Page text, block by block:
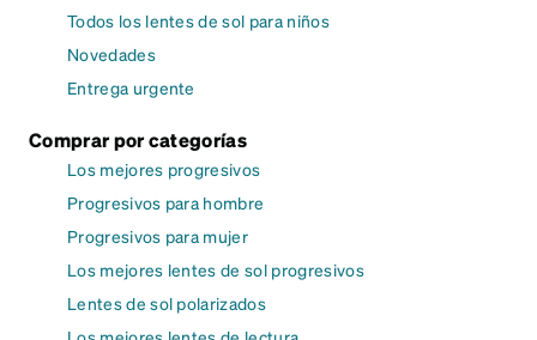
Todos los lentes de sol para niños
Novedades
Entrega urgente
Comprar por categorías
Los mejores progresivos
Progresivos para hombre
Progresivos para mujer
Los mejores lentes de sol progresivos
Lentes de sol polarizados